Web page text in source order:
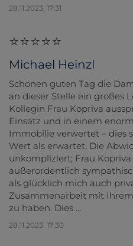
28.11.2023, 17:31
Michael Heinzl
Schönen guten Tag die
an dieser Stelle ein großes
Kollegin Frau Kopriva
Einsatz und in einem
Immobilie verwertet – dies
Wert als erwartet. Die
unkompliziert; Frau
außerordentlich
als glücklich mich auch
Zusammenarbeit mit
zu haben. Dies ...
28.11.2023, 17:30